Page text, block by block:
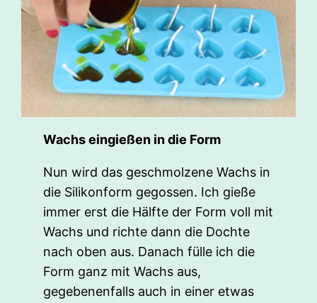
Wachs eingießen in die Form
Nun wird das geschmolzene Wachs in
die Silikonform gegossen. Ich gieße
immer erst die Hälfte der Form voll mit
Wachs und richte dann die Dochte
nach oben aus. Danach fülle ich die
Form ganz mit Wachs aus,
gegebenenfalls auch in einer etwas